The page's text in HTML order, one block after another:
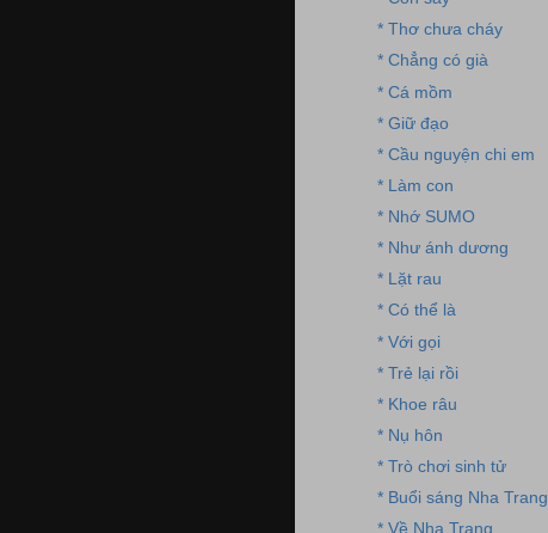
* Thơ chưa cháy
* Chẳng có già
* Cá mồm
* Giữ đạo
* Cầu nguyện chi em
* Làm con
* Nhớ SUMO
* Như ánh dương
* Lặt rau
* Có thể là
* Với gọi
* Trẻ lại rồi
* Khoe râu
* Nụ hôn
* Trò chơi sinh tử
* Buổi sáng Nha Trang
* Về Nha Trang